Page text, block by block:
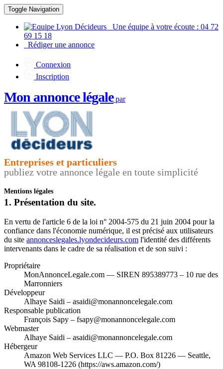
Toggle Navigation
Une équipe à votre écoute : 04 72
69 15 18
Rédiger une annonce
Connexion
Inscription
Mon annonce légalepar
Entreprises et particuliers
publiez votre annonce légale en toute simplicité
Mentions légales
1. Présentation du site.
En vertu de l'article 6 de la loi n° 2004-575 du 21 juin 2004 pour la
confiance dans l'économie numérique, il est précisé aux utilisateurs
du site annonceslegales.lyondecideurs.com l'identité des différents
intervenants dans le cadre de sa réalisation et de son suivi :
Propriétaire
MonAnnonceLegale.com — SIREN 895389773 – 10 rue des
Marronniers
Développeur
Alhaye Saidi – asaidi@monannoncelegale.com
Responsable publication
François Sapy – fsapy@monannoncelegale.com
Webmaster
Alhaye Saidi – asaidi@monannoncelegale.com
Hébergeur
Amazon Web Services LLC — P.O. Box 81226 — Seattle,
WA 98108-1226 (https://aws.amazon.com/)